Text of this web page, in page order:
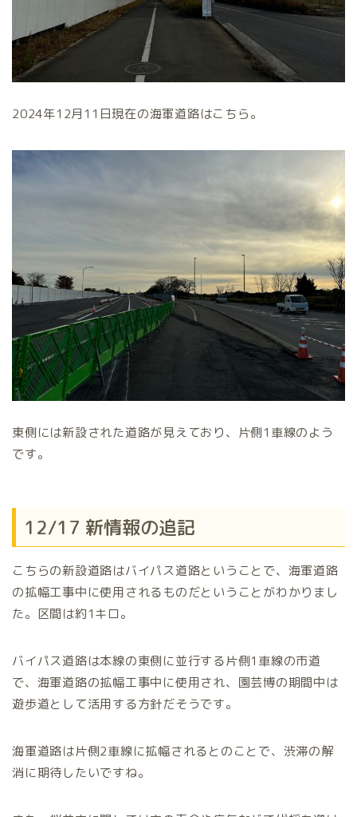
2024年12月11日現在の海軍道路はこちら。
東側には新設された道路が見えており、片側1車線のよう
です。
12/17 新情報の追記
こちらの新設道路はバイパス道路ということで、海軍道路
の拡幅工事中に使用されるものだということがわかりまし
た。区間は約1キロ。
バイパス道路は本線の東側に並行する片側1車線の市道
で、海軍道路の拡幅工事中に使用され、園芸博の期間中は
遊歩道として活用する方針だそうです。
海軍道路は片側2車線に拡幅されるとのことで、渋滞の解
消に期待したいですね。